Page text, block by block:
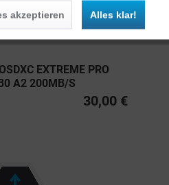
EXTREME PRO
A2 200MB/S
30,00 €
akzeptieren Alles klar!